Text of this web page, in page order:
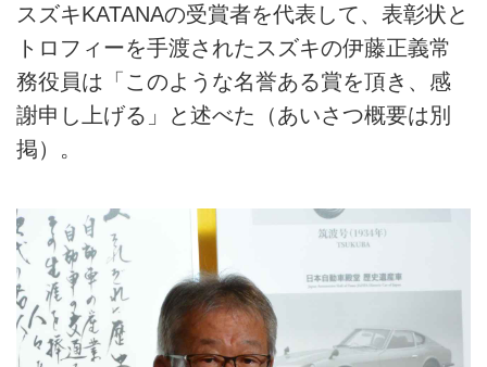
スズキKATANAの受賞者を代表して、表彰状と
トロフィーを手渡されたスズキの伊藤正義常
務役員は「このような名誉ある賞を頂き、感
謝申し上げる」と述べた（あいさつ概要は別
掲）。